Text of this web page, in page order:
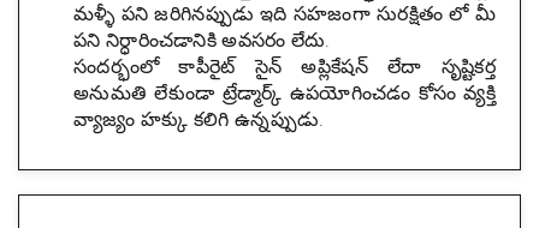
మళ్ళీ పని జరిగినప్పుడు ఇది సహజంగా సురక్షితం లో మీ
పని నిర్ధారించడానికి అవసరం లేదు.
సందర్భంలో కాపీరైట్ సైన్ అప్లికేషన్ లేదా సృష్టికర్త
అనుమతి లేకుండా ట్రేడ్మార్క్ ఉపయోగించడం కోసం వ్యక్తి
వ్యాజ్యం హక్కు కలిగి ఉన్నప్పుడు.